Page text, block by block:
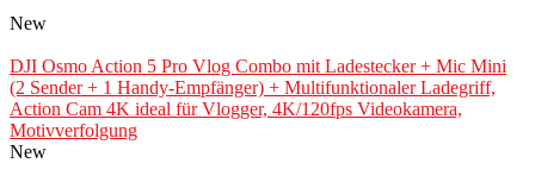
New
DJI Osmo Action 5 Pro Vlog Combo mit Ladestecker + Mic Mini
(2 Sender + 1 Handy-Empfänger) + Multifunktionaler Ladegriff,
Action Cam 4K ideal für Vlogger, 4K/120fps Videokamera,
Motivverfolgung
New